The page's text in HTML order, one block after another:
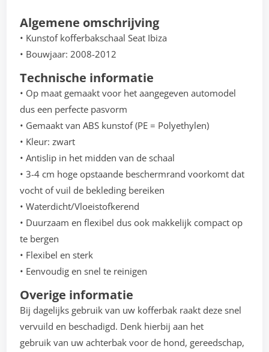
Algemene omschrijving
• Kunstof kofferbakschaal Seat Ibiza
• Bouwjaar: 2008-2012
Technische informatie
• Op maat gemaakt voor het aangegeven automodel
dus een perfecte pasvorm
• Gemaakt van ABS kunstof (PE = Polyethylen)
• Kleur: zwart
• Antislip in het midden van de schaal
• 3-4 cm hoge opstaande beschermrand voorkomt dat
vocht of vuil de bekleding bereiken
• Waterdicht/Vloeistofkerend
• Duurzaam en flexibel dus ook makkelijk compact op
te bergen
• Flexibel en sterk
• Eenvoudig en snel te reinigen
Overige informatie
Bij dagelijks gebruik van uw kofferbak raakt deze snel
vervuild en beschadigd. Denk hierbij aan het
gebruik van uw achterbak voor de hond, gereedschap,